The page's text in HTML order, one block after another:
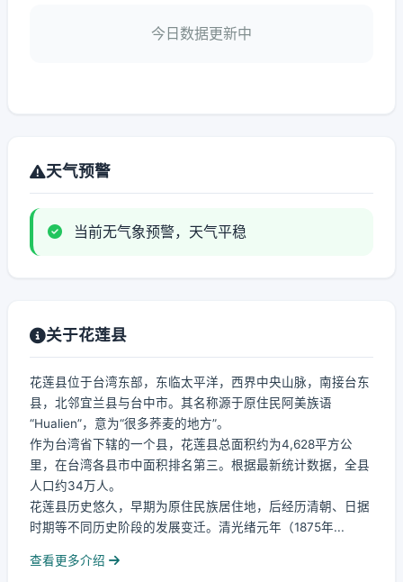
今日数据更新中
天气预警
当前无气象预警，天气平稳
关于花莲县
花莲县位于台湾东部，东临太平洋，西界中央山脉，南接台东
县，北邻宜兰县与台中市。其名称源于原住民阿美族语
“Hualien”，意为“很多荞麦的地方”。
作为台湾省下辖的一个县，花莲县总面积约为4,628平方公
里，在台湾各县市中面积排名第三。根据最新统计数据，全县
人口约34万人。
花莲县历史悠久，早期为原住民族居住地，后经历清朝、日据
时期等不同历史阶段的发展变迁。清光绪元年（1875年...
查看更多介绍